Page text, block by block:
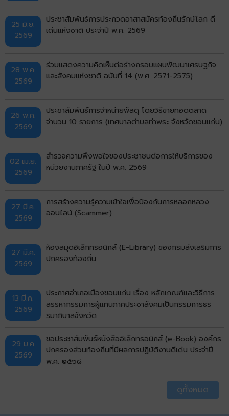
25 มิ.ย.
2569
ประชาสัมพันธ์การประกวดอาสาสมัครท้องถิ่นรักษ์โลก ดี
เด่นแห่งชาติ ประจำปี พ.ศ. 2569
28 พ.ค.
2569
ร่วมแสดงความคิดเห็นต่อร่างกรอบแผนพัฒนาเศรษฐกิจ
และสังคมแห่งชาติ ฉบับที่ 14 (พ.ศ. 2571-2575)
26 พ.ค.
2569
ประชาสัมพันธ์การจำหน่ายพัสดุ โดยวิธีขายทอดตลาด
จำนวน 10 รายการ (เทศบาลตำบลท่าพระ จังหวัดขอนแก่น)
02 เม.ย.
2569
สำรวจความพึงพอใจของประชาชนต่อการให้บริการของ
หน่วยงานภาครัฐ ในปี พ.ศ. 2569
27 มี.ค.
2569
การสร้างความรู้ความเข้าใจเพื่อป้องกันการหลอกหลวง
ออนไลน์ (Scammer)
27 มี.ค.
2569
ห้องสมุดอิเล็กทรอนิกส์ (E-Library) ของกรมส่งเสริมการ
ปกครองท้องถิ่น
13 มี.ค.
2569
ประกาศอำเภอเมืองขอนแก่น เรื่อง หลักเกณฑ์และวิธีการ
สรรหากรรมการผู้แทนภาคประชาสังคมเป็นกรรมการธร
รมาภิบาลจังหวัด
29 ม.ค
2569
ขอประชาสัมพันธ์หนังสืออิเล็กทรอนิกส์ (e-Book) องค์กร
ปกครองส่วนท้องถิ่นที่มีผลการปฏิบัติงานดีเด่น ประจำปี
พ.ศ. ๒๕๖๘
ดูทั้งหมด